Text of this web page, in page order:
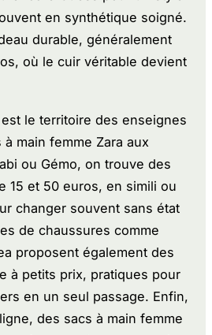
en synthétique soigné.
durable, généralement
où le cuir véritable devient
est le territoire des enseignes
main femme Zara aux
ou Gémo, on trouve des
15 et 50 euros, en simili ou
changer souvent sans état
de chaussures comme
proposent également des
à petits prix, pratiques pour
en un seul passage. Enfin,
des sacs à main femme